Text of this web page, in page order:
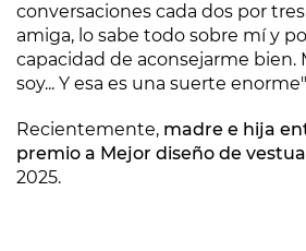
conversaciones cada dos por
amiga, lo sabe todo sobre mí y
capacidad de aconsejarme bien.
soy... Y esa es una suerte
Recientemente, madre e hija
premio a Mejor diseño de
2025.